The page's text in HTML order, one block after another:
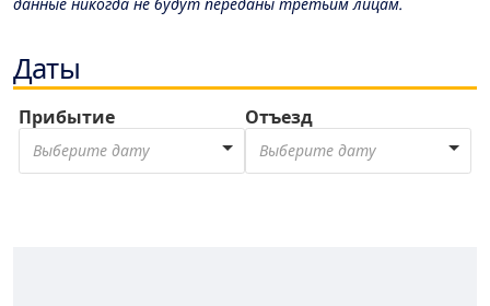
Даты
Прибытие
Выберите дату
Отъезд
Выберите дату